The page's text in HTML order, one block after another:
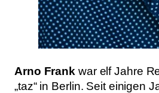
Arno Frank war elf Jahre
„taz“ in Berlin. Seit einigen